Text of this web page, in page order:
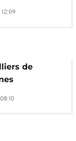
arrêtés sur la
de
en Italie